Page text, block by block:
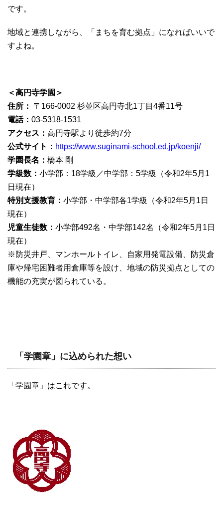
です。
地域と連携しながら、「まちを育む拠点」になればいいで
すよね。
＜高円寺学園＞
住所：
〒166-0002 杉並区高円寺北1丁目4番11号
電話： 03-5318-1531
アクセス： 高円寺駅より徒歩約7分
公式サイト： https://www.suginami-school.ed.jp/koenji/
学園長名： 橋本 剛
学級数： 小学部：18学級／中学部：5学級（令和2年5月1
日現在）
特別支援教育： 小学部・中学部各1学級（令和2年5月1日
現在）
児童生徒数： 小学部492名・中学部142名（令和2年5月1日
現在）
※防災井戸、マンホールトイレ、自家用発電設備、防災倉
庫や帰宅困難者用倉庫等を設け、地域の防災拠点としての
機能の充実が図られている。
「学園章」に込められた想い
「学園章」はこれです。